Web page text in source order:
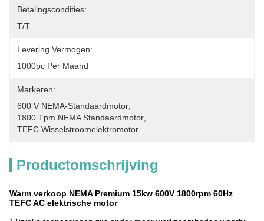
Betalingscondities:
T/T
Levering Vermogen:
1000pc Per Maand
Markeren:
600 V NEMA-Standaardmotor
1800 Tpm NEMA Standaardmotor
TEFC Wisselstroomelektromotor
Productomschrijving
Warm verkoop NEMA Premium 15kw 600V 1800rpm 60Hz
TEFC AC elektrische motor